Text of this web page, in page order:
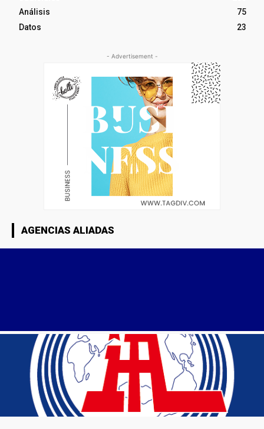
Análisis
75
Datos
23
- Advertisement -
AGENCIAS ALIADAS